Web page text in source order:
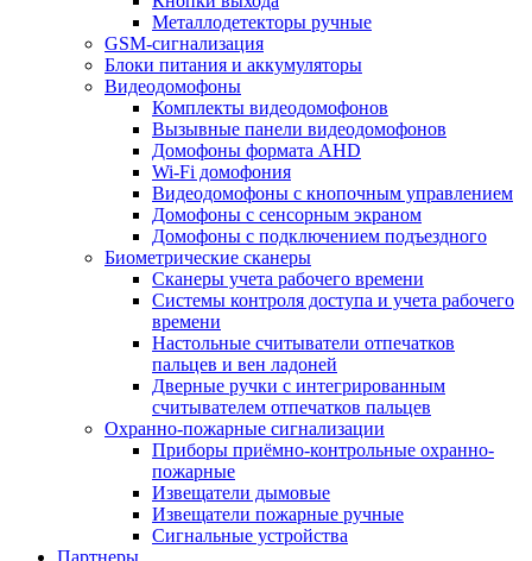
Металлодетекторы ручные
GSM-сигнализация
Блоки питания и аккумуляторы
Видеодомофоны
Комплекты видеодомофонов
Вызывные панели видеодомофонов
Домофоны формата AHD
Wi-Fi домофония
Видеодомофоны с кнопочным управлением
Домофоны с сенсорным экраном
Домофоны с подключением подъездного
Биометрические сканеры
Сканеры учета рабочего времени
Системы контроля доступа и учета рабочего
времени
Настольные считыватели отпечатков
пальцев и вен ладоней
Дверные ручки с интегрированным
считывателем отпечатков пальцев
Охранно-пожарные сигнализации
Приборы приёмно-контрольные охранно-
пожарные
Извещатели дымовые
Извещатели пожарные ручные
Сигнальные устройства
Партнеры